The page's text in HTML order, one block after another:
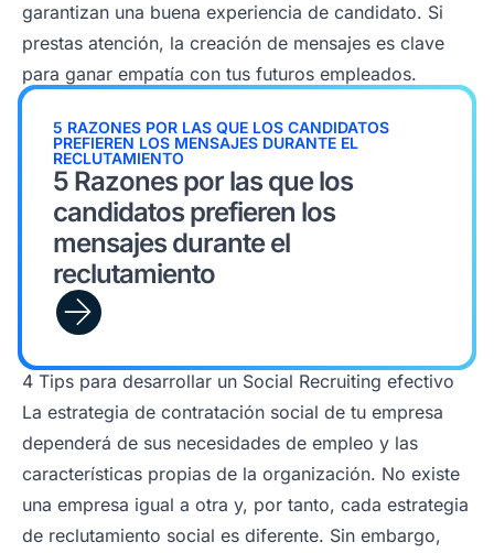
garantizan una buena experiencia de candidato. Si
prestas atención, la creación de mensajes es clave
para ganar empatía con tus futuros empleados.
5 RAZONES POR LAS QUE LOS CANDIDATOS
PREFIEREN LOS MENSAJES DURANTE EL
RECLUTAMIENTO
5 Razones por las que los
candidatos prefieren los
mensajes durante el
reclutamiento
4 Tips para desarrollar un Social Recruiting efectivo
La estrategia de contratación social de tu empresa
dependerá de sus necesidades de empleo y las
características propias de la organización. No existe
una empresa igual a otra y, por tanto, cada estrategia
de reclutamiento social es diferente. Sin embargo,